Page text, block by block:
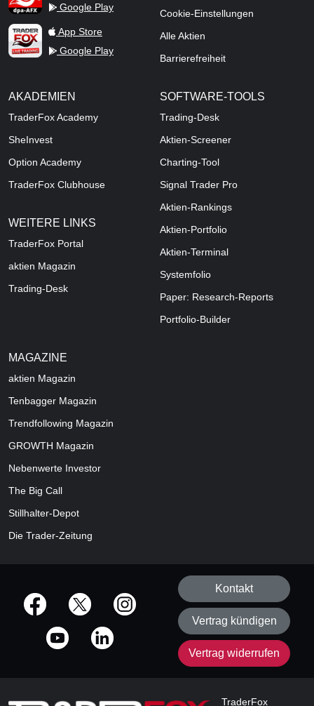
Google Play
TraderFox Live Trading
App Store
Google Play
Cookie-Einstellungen
Alle Aktien
Barrierefreiheit
AKADEMIEN
TraderFox Academy
SheInvest
Option Academy
TraderFox Clubhouse
WEITERE LINKS
TraderFox Portal
aktien Magazin
Trading-Desk
SOFTWARE-TOOLS
Trading-Desk
Aktien-Screener
Charting-Tool
Signal Trader Pro
Aktien-Rankings
Aktien-Portfolio
Aktien-Terminal
Systemfolio
Paper: Research-Reports
Portfolio-Builder
MAGAZINE
aktien Magazin
Tenbagger Magazin
Trendfollowing Magazin
GROWTH Magazin
Nebenwerte Investor
The Big Call
Stillhalter-Depot
Die Trader-Zeitung
offizielle Social Media-Accounts
Kontakt
Vertrag kündigen
Vertrag widerrufen
TraderFox